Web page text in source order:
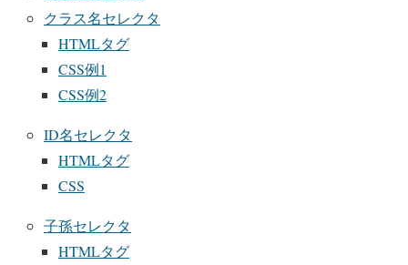
クラス名セレクタ
HTMLタグ
CSS例1
CSS例2
ID名セレクタ
HTMLタグ
CSS
子孫セレクタ
HTMLタグ